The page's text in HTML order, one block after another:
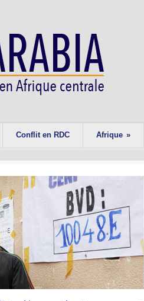
Conflit en RDC Afrique »